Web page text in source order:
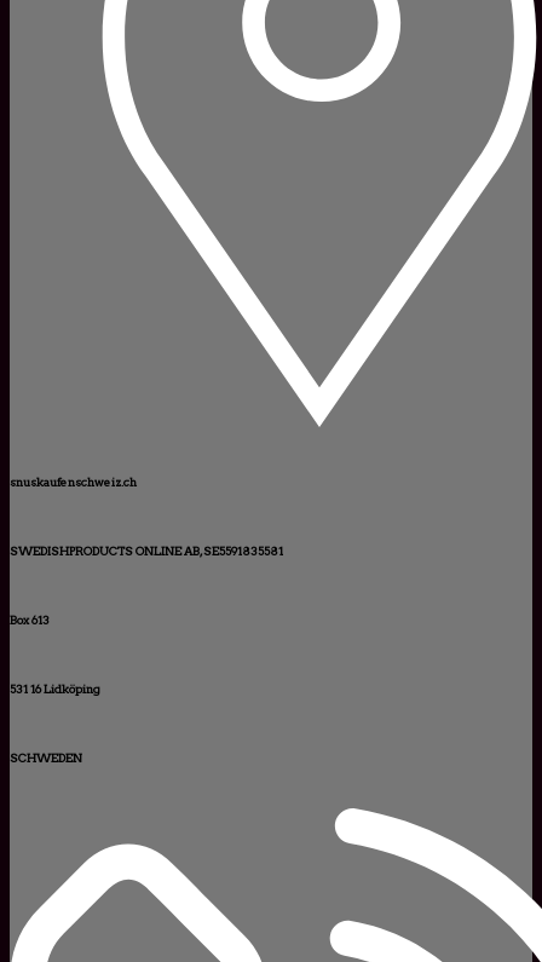
snuskaufenschweiz.ch
SWEDISHPRODUCTS ONLINE AB, SE5591835581
Box 613
531 16 Lidköping
SCHWEDEN